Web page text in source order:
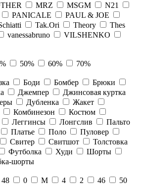
MRZ MSGM
N21
PANICALE
PAUL & JOE
Tak.Ori Theory
Thes
vanessabruno
VILSHENKO
50% 60%
70%
Боди Бомбер
Брюки
Джемпер
Джинсовая куртка
Дубленка
Жакет
Комбинезон
Костюм
Леггинсы Лонгслив
Пальто
Платье Поло
Пуловер
Свитер Свитшот
Толстовка
Футболка Худи
Шорты
шорты
48 0 М 4 2 46
50